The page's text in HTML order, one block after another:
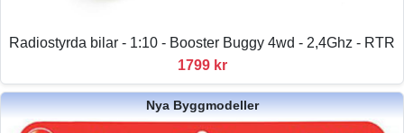
Radiostyrda bilar - 1:10 - Booster Buggy 4wd - 2,4Ghz - RTR
1799 kr
Nya Byggmodeller